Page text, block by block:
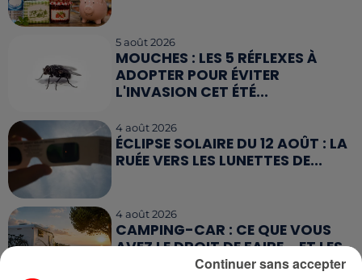
5 août 2026
MOUCHES : LES 5 RÉFLEXES À
ADOPTER POUR ÉVITER
L'INVASION CET ÉTÉ...
4 août 2026
ÉCLIPSE SOLAIRE DU 12 AOÛT : LA
RUÉE VERS LES LUNETTES DE...
4 août 2026
CAMPING-CAR : CE QUE VOUS
AVEZ LE DROIT DE FAIRE... ET LES
Continuer sans accepter